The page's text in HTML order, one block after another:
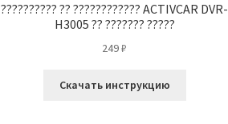
?????????? ?? ???????????? ACTIVCAR DVR-
H3005 ?? ??????? ?????
249₽
Скачать инструкцию